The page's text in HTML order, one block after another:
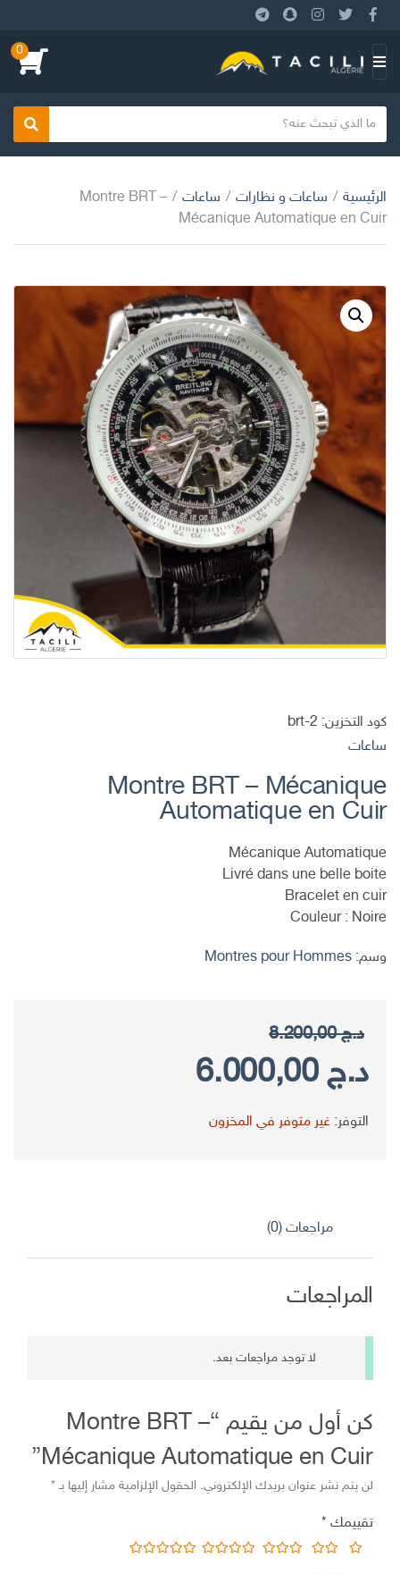
س
ص
ا
بحث
0
الرئيسية / ساعات و نظارات / ساعات /
Montre BRT –
Mécanique Automatique en Cuir
كود التخزين:brt-2
ساعات
Montre BRT – Mécanique
Automatique en Cuir
Mécanique Automatique
Livré dans une belle boite
Bracelet en cuir
Couleur : Noire
وسم:Montres pour Hommes
د.ج8.200,00
السعر
الأصلي
د.ج6.000,00
السعر
الحالي
التوفر:غير متوفر في المخزون
مراجعات (0)
المراجعات
لا توجد مراجعات بعد.
كن أول من يقيم “Montre BRT –
Mécanique Automatique en Cuir”
لن يتم نشر عنوان بريدك الإلكتروني. الحقول الإلزامية مشار إليها بـ
تقييمك*